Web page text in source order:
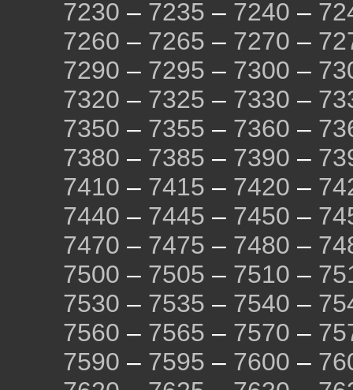
7230 – 7235 – 7240 –
7260 – 7265 – 7270 –
7290 – 7295 – 7300 –
7320 – 7325 – 7330 –
7350 – 7355 – 7360 –
7380 – 7385 – 7390 –
7410 – 7415 – 7420 –
7440 – 7445 – 7450 –
7470 – 7475 – 7480 –
7500 – 7505 – 7510 –
7530 – 7535 – 7540 –
7560 – 7565 – 7570 –
7590 – 7595 – 7600 –